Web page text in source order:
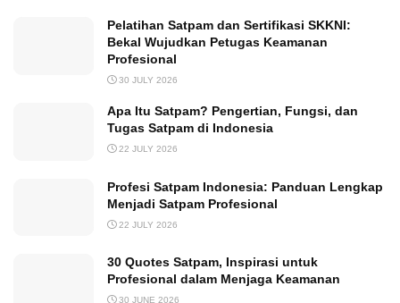
Pelatihan Satpam dan Sertifikasi SKKNI:
Bekal Wujudkan Petugas Keamanan
Profesional
30 JULY 2026
Apa Itu Satpam? Pengertian, Fungsi, dan
Tugas Satpam di Indonesia
22 JULY 2026
Profesi Satpam Indonesia: Panduan Lengkap
Menjadi Satpam Profesional
22 JULY 2026
30 Quotes Satpam, Inspirasi untuk
Profesional dalam Menjaga Keamanan
30 JUNE 2026